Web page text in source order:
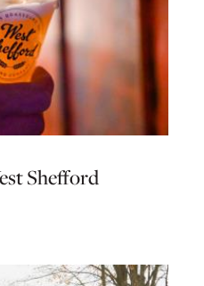
Shefford